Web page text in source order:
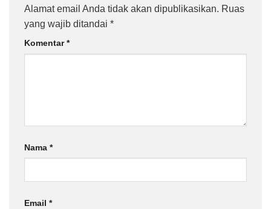
Alamat email Anda tidak akan dipublikasikan. Ruas
yang wajib ditandai *
Komentar*
Nama *
Email *